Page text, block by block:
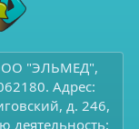
"ЭЛЬМЕД",
Адрес:
д. 246,
деятельность: